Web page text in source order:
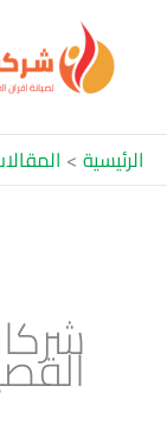
المحتوى
الرئيسية